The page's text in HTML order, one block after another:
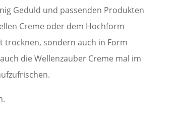
Geduld und passenden Produkten
Creme oder dem Hochform
trocknen, sondern auch in Form
die Wellenzauber Creme mal im